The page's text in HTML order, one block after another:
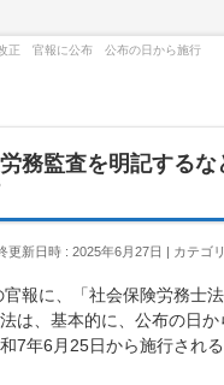
改正 官報に公布 公布の日から施行
務監査を明記する
更新日時 : 2025年6月27日 カテゴ
報に、「社会保険労務士
は、基本的に、公布の日
7年6月25日から施行される